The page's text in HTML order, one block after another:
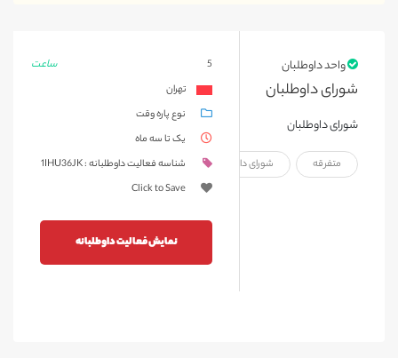
واحد داوطلبان
شورای داوطلبان
شورای داوطلبان
متفرقه شورای داوطلبان
ساعت
5
تهران
نوع پاره وقت
یک تا سه ماه
شناسه فعالیت داوطلبانه : 1IHU36JK
Click to Save
نمایش فعالیت داوطلبانه